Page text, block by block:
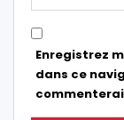
Enregistrez
dans ce